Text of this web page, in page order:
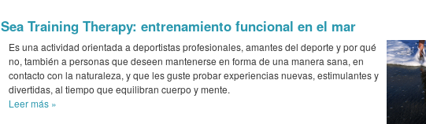
Sea Training Therapy: entrenamiento funcional en el mar
Es una actividad orientada a deportistas profesionales, amantes del deporte y por qué
no, también a personas que deseen mantenerse en forma de una manera sana, en
contacto con la naturaleza, y que les guste probar experiencias nuevas, estimulantes y
divertidas, al tiempo que equilibran cuerpo y mente.
Leer más »